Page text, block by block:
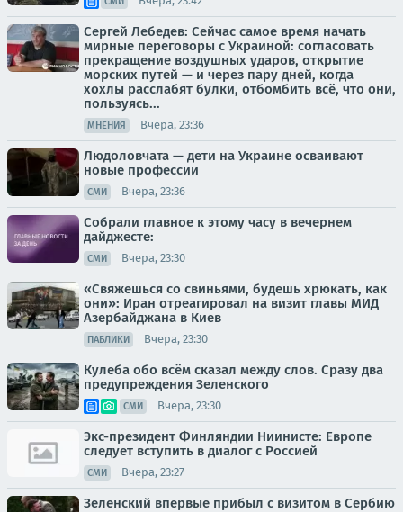
Сергей Лебедев: Сейчас самое время начать
мирные переговоры с Украиной: согласовать
прекращение воздушных ударов, открытие
морских путей — и через пару дней, когда
хохлы расслабят булки, отбомбить всё, что они,
пользуясь...
МНЕНИЯ Вчера, 23:36
Людоловчата — дети на Украине осваивают
новые профессии
СМИ Вчера, 23:36
Собрали главное к этому часу в вечернем
дайджесте:
СМИ Вчера, 23:30
«Свяжешься со свиньями, будешь хрюкать, как
они»: Иран отреагировал на визит главы МИД
Азербайджана в Киев
ПАБЛИКИ Вчера, 23:30
Кулеба обо всём сказал между слов. Сразу два
предупреждения Зеленского
СМИ Вчера, 23:30
Экс-президент Финляндии Ниинисте: Европе
следует вступить в диалог с Россией
СМИ Вчера, 23:27
Зеленский впервые прибыл с визитом в Сербию